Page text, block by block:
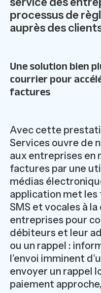
processus de
auprès des
Une solution bien
courrier pour
factures
Avec cette
Services ouvre de
aux entreprises en
factures par une
médias
application met les
SMS et vocales à
entreprises pour
débiteurs et leur
ou un rappel :
l’envoi imminent
envoyer un rappel
paiement